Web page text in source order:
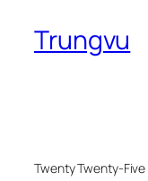
Trungvu
Twenty Twenty-Five